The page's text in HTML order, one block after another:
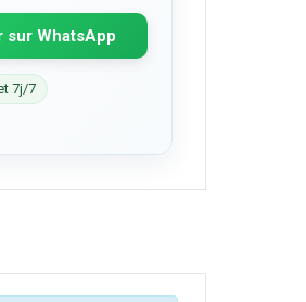
sur WhatsApp
7j/7